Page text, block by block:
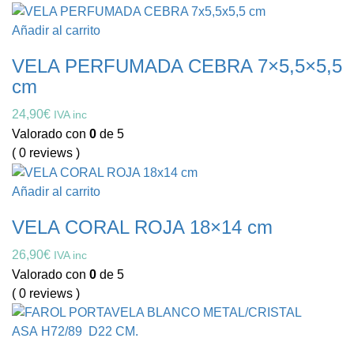
Añadir al carrito
VELA PERFUMADA CEBRA 7×5,5×5,5
cm
24,90€ IVA inc
Valorado con 0 de 5
( 0 reviews )
Añadir al carrito
VELA CORAL ROJA 18×14 cm
26,90€ IVA inc
Valorado con 0 de 5
( 0 reviews )